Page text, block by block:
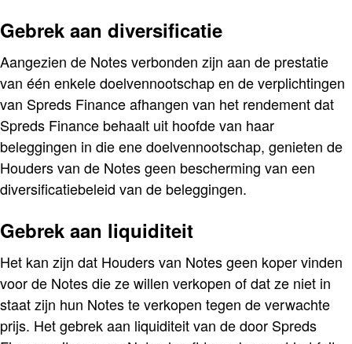
Gebrek aan diversificatie
Aangezien de Notes verbonden zijn aan de prestatie
van één enkele doelvennootschap en de verplichtingen
van Spreds Finance afhangen van het rendement dat
Spreds Finance behaalt uit hoofde van haar
beleggingen in die ene doelvennootschap, genieten de
Houders van de Notes geen bescherming van een
diversificatiebeleid van de beleggingen.
Gebrek aan liquiditeit
Het kan zijn dat Houders van Notes geen koper vinden
voor de Notes die ze willen verkopen of dat ze niet in
staat zijn hun Notes te verkopen tegen de verwachte
prijs. Het gebrek aan liquiditeit van de door Spreds